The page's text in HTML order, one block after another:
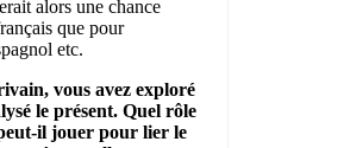
alors une chance
que pour
etc.
vous avez exploré
le présent. Quel rôle
il jouer pour lier le